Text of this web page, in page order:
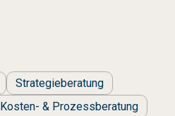
Strategieberatung
Kosten- & Prozessberatung